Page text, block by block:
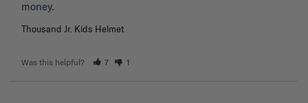
Thousand Jr. Kids Helmet
Was this helpful? 7 1